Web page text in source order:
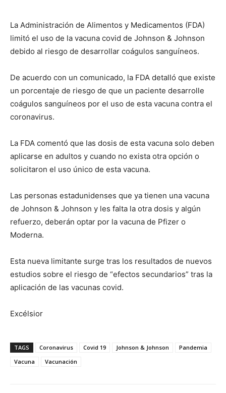
La Administración de Alimentos y Medicamentos (FDA)
limitó el uso de la vacuna covid de Johnson & Johnson
debido al riesgo de desarrollar coágulos sanguíneos.
De acuerdo con un comunicado, la FDA detalló que existe
un porcentaje de riesgo de que un paciente desarrolle
coágulos sanguíneos por el uso de esta vacuna contra el
coronavirus.
La FDA comentó que las dosis de esta vacuna solo deben
aplicarse en adultos y cuando no exista otra opción o
solicitaron el uso único de esta vacuna.
Las personas estadunidenses que ya tienen una vacuna
de Johnson & Johnson y les falta la otra dosis y algún
refuerzo, deberán optar por la vacuna de Pfizer o
Moderna.
Esta nueva limitante surge tras los resultados de nuevos
estudios sobre el riesgo de “efectos secundarios” tras la
aplicación de las vacunas covid.
Excélsior
TAGS Coronavirus Covid 19 Johnson & Johnson
Pandemia
Vacuna
Vacunación